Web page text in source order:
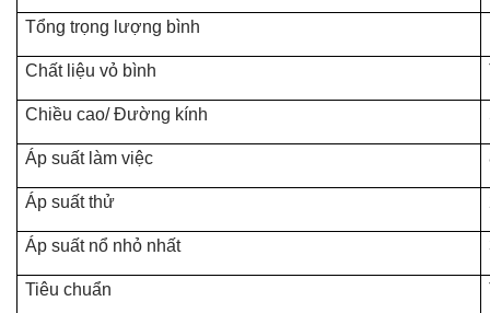
Tổng trọng lượng bình
Chất liệu vỏ bình
Chiều cao/ Đường kính
Áp suất làm việc
Áp suất thử
Áp suất nổ nhỏ nhất
Tiêu chuẩn